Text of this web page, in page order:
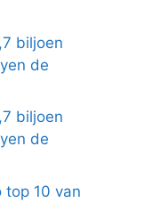
biljoen
de
biljoen
de
top 10 van